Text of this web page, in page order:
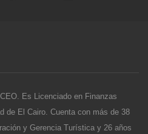
Es Licenciado en Finanzas
de El Cairo. Cuenta con más de 38
y Gerencia Turística y 26 años